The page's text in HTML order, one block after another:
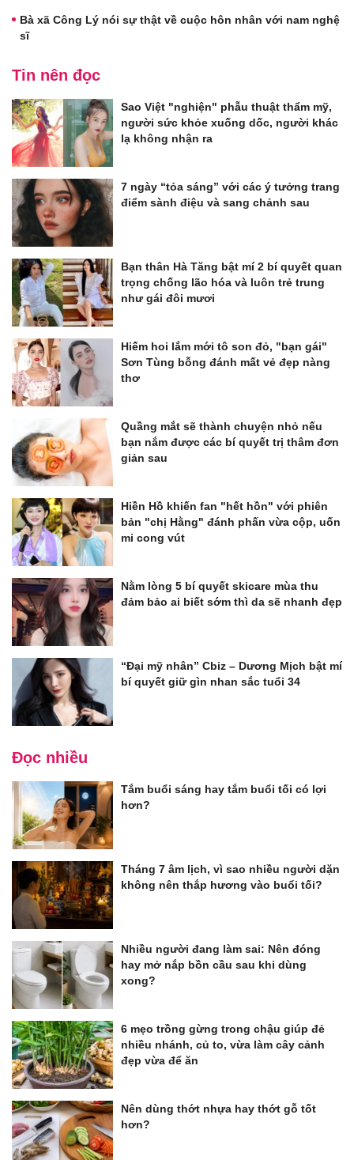
Bà xã Công Lý nói sự thật về cuộc hôn nhân với nam nghệ
sĩ
Tin nên đọc
Sao Việt "nghiện" phẫu thuật thẩm mỹ,
người sức khỏe xuống dốc, người khác
lạ không nhận ra
7 ngày “tỏa sáng” với các ý tưởng trang
điểm sành điệu và sang chảnh sau
Bạn thân Hà Tăng bật mí 2 bí quyết quan
trọng chống lão hóa và luôn trẻ trung
như gái đôi mươi
Hiếm hoi lắm mới tô son đỏ, "bạn gái"
Sơn Tùng bỗng đánh mất vẻ đẹp nàng
thơ
Quầng mắt sẽ thành chuyện nhỏ nếu
bạn nắm được các bí quyết trị thâm đơn
giản sau
Hiền Hồ khiến fan "hết hồn" với phiên
bản "chị Hằng" đánh phấn vừa cộp, uốn
mi cong vút
Nằm lòng 5 bí quyết skicare mùa thu
đảm bảo ai biết sớm thì da sẽ nhanh đẹp
“Đại mỹ nhân” Cbiz – Dương Mịch bật mí
bí quyết giữ gìn nhan sắc tuổi 34
Đọc nhiều
Tắm buổi sáng hay tắm buổi tối có lợi
hơn?
Tháng 7 âm lịch, vì sao nhiều người dặn
không nên thắp hương vào buổi tối?
Nhiều người đang làm sai: Nên đóng
hay mở nắp bồn cầu sau khi dùng
xong?
6 mẹo trồng gừng trong chậu giúp đẻ
nhiều nhánh, củ to, vừa làm cây cảnh
đẹp vừa để ăn
Nên dùng thớt nhựa hay thớt gỗ tốt
hơn?